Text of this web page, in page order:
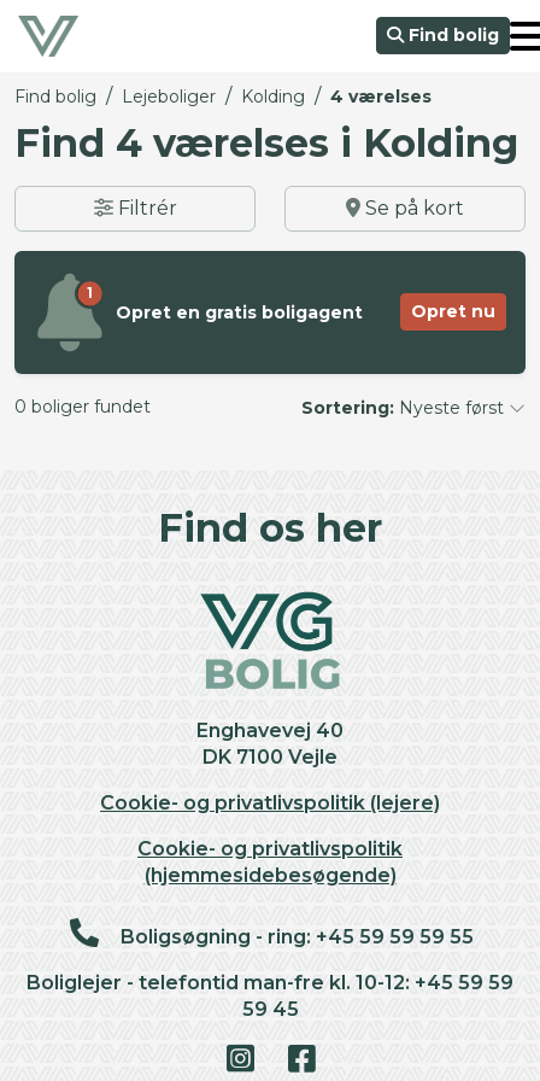
Find bolig
Find bolig / Lejeboliger / Kolding / 4 værelses
Find 4 værelses i Kolding
Filtrér Se på kort
1
Opret en gratis boligagent Opret nu
0 boliger fundet Sortering: Nyeste først
Find os her
Enghavevej 40
DK 7100 Vejle
Cookie- og privatlivspolitik (lejere)
Cookie- og privatlivspolitik
(hjemmesidebesøgende)
Boligsøgning - ring: +45 59 59 59 55
Boliglejer - telefontid man-fre kl. 10-12: +45 59 59
59 45